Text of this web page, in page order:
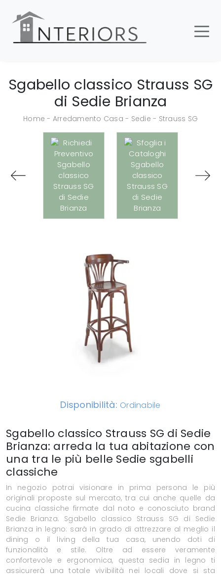
Sgabello classico Strauss SG
di Sedie Brianza
Home - Arredamento Casa - Sedie - Strauss SG
Disponibilità: Ordinabile
Sgabello classico Strauss SG di Sedie
Brianza: arreda la tua abitazione con
una tra le più belle Sedie sgabelli
classiche
In negozio potrai visionare in prima persona le più
originali proposte sul mercato, tra cui anche quelle da
cucina classiche firmate dal noto e conosciuto brand
Sedie Brianza. Sgabello classico Strauss SG di Sedie
Brianza in legno: sarà in grado di attrezzare al meglio il
dining o il living della tua casa, unendo doti di
funzionalità e stile. Oltre ad essere veramente
confortevole e ergonomica, questa sedia in legno ti
assicurerà una totale vivibilità nei locali dove si sta